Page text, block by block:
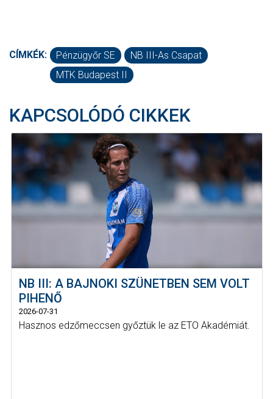
CÍMKÉK: Pénzügyőr SE
NB III-As Csapat
MTK Budapest II
KAPCSOLÓDÓ CIKKEK
NB III: A BAJNOKI SZÜNETBEN SEM VOLT
PIHENŐ
2026-07-31
Hasznos edzőmeccsen győztük le az ETO Akadémiát.